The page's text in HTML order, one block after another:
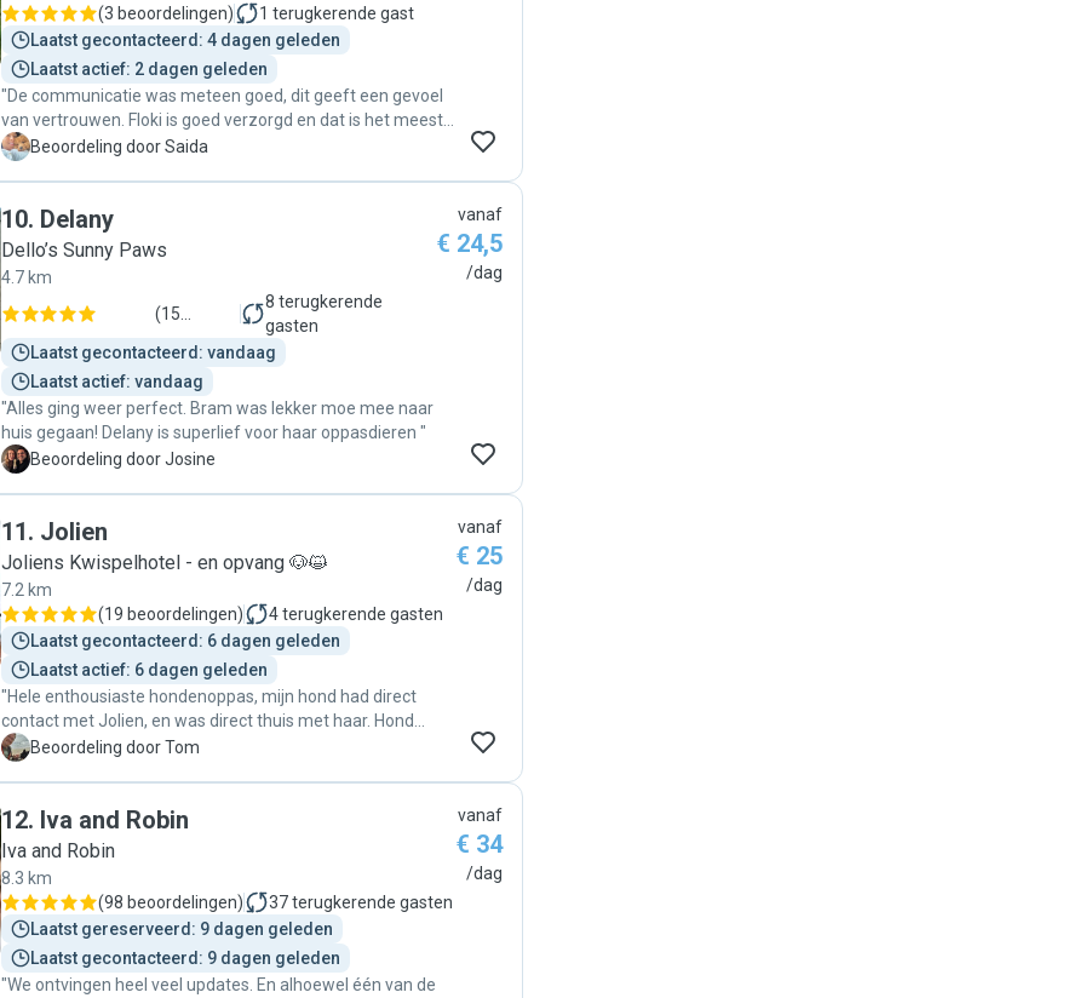
(3 beoordelingen) 1 terugkerende gast
Laatst gecontacteerd: 4 dagen geleden
Laatst actief: 2 dagen geleden
"De communicatie was meteen goed, dit geeft een gevoel
van vertrouwen. Floki is goed verzorgd en dat is het meest
belangrijk. Dana is zeer verwelkomend en behulpzaam.
S Beoordeling door Saida
10. Delany
Dello’s Sunny Paws
4.7 km
(15
beoordelingen)
8 terugkerende
gasten
Laatst gecontacteerd: vandaag
Laatst actief: vandaag
"Alles ging weer perfect. Bram was lekker moe mee naar
huis gegaan! Delany is superlief voor haar oppasdieren "
J
Beoordeling door Josine
vanaf
€ 24,5
/dag
11. Jolien
Joliens Kwispelhotel - en opvang 🐶😺
7.2 km
(19 beoordelingen) 4terugkerende gasten
Laatst gecontacteerd: 6 dagen geleden
Laatst actief: 6 dagen geleden
"Hele enthousiaste hondenoppas, mijn hond had direct
contact met Jolien, en was direct thuis met haar. Hond
heeft het goed naar haar zin gehad. Makkelijk bereikbaar.
T Beoordeling door Tom
vanaf
€ 25
/dag
12. Iva and Robin
Iva and Robin
8.3 km
(98 beoordelingen) 37terugkerende gasten
Laatst gereserveerd: 9 dagen geleden
Laatst gecontacteerd: 9 dagen geleden
"We ontvingen heel veel updates. En alhoewel één van de
vanaf
€ 34
/dag